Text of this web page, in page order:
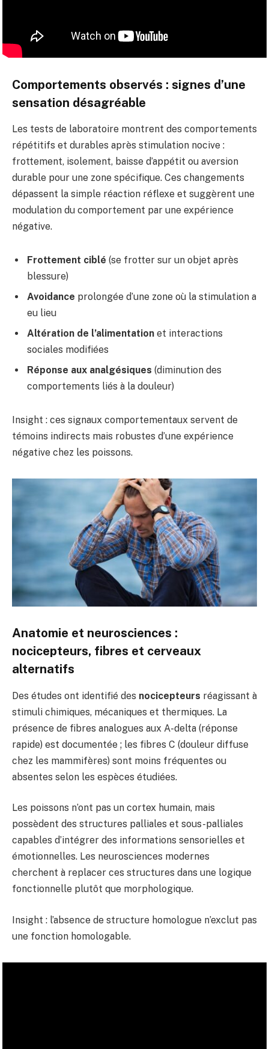
Comportements observés : signes d’une
sensation désagréable
Les tests de laboratoire montrent des comportements
répétitifs et durables après stimulation nocive :
frottement, isolement, baisse d’appétit ou aversion
durable pour une zone spécifique. Ces changements
dépassent la simple réaction réflexe et suggèrent une
modulation du comportement par une expérience
négative.
Frottement ciblé (se frotter sur un objet après
blessure)
Avoidance prolongée d’une zone où la stimulation a
eu lieu
Altération de l’alimentation et interactions
sociales modifiées
Réponse aux analgésiques (diminution des
comportements liés à la douleur)
Insight : ces signaux comportementaux servent de
témoins indirects mais robustes d’une expérience
négative chez les poissons.
Anatomie et neurosciences :
nocicepteurs, fibres et cerveaux
alternatifs
Des études ont identifié des nocicepteurs réagissant à
stimuli chimiques, mécaniques et thermiques. La
présence de fibres analogues aux A-delta (réponse
rapide) est documentée ; les fibres C (douleur diffuse
chez les mammifères) sont moins fréquentes ou
absentes selon les espèces étudiées.
Les poissons n’ont pas un cortex humain, mais
possèdent des structures palliales et sous-palliales
capables d’intégrer des informations sensorielles et
émotionnelles. Les neurosciences modernes
cherchent à replacer ces structures dans une logique
fonctionnelle plutôt que morphologique.
Insight : l’absence de structure homologue n’exclut pas
une fonction homologable.